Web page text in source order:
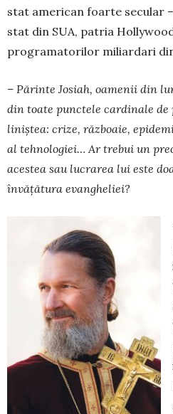
stat american foarte secular
stat din SUA, patria
programatorilor miliardari din
– Părinte Josiah, oamenii din
din toate punctele cardinale
liniștea: crize, războaie,
al tehnologiei… Ar trebui un
aces­tea sau lucrarea lui este
învățătura evangheliei?